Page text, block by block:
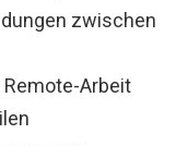
zwischen
Remote-Arbeit